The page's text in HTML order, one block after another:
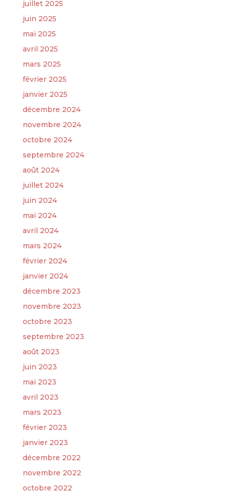
juillet 2025
juin 2025
mai 2025
avril 2025
mars 2025
février 2025
janvier 2025
décembre 2024
novembre 2024
octobre 2024
septembre 2024
août 2024
juillet 2024
juin 2024
mai 2024
avril 2024
mars 2024
février 2024
janvier 2024
décembre 2023
novembre 2023
octobre 2023
septembre 2023
août 2023
juin 2023
mai 2023
avril 2023
mars 2023
février 2023
janvier 2023
décembre 2022
novembre 2022
octobre 2022